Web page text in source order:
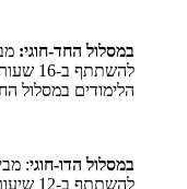
במסלול החד-חוגי:
הלימודים במסלול
במסלול הדו-חוגי